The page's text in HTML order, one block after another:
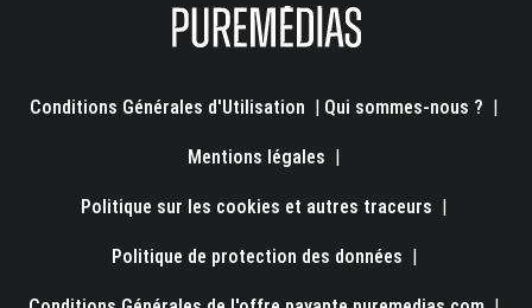
Conditions Générales d'Utilisation Qui sommes-nous ?
Mentions légales
Politique sur les cookies et autres traceurs
Politique de protection des données